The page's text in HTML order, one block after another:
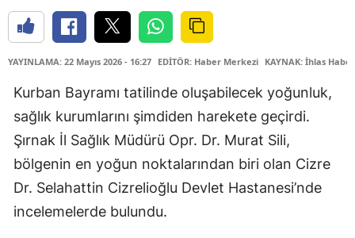
YAYINLAMA: 22 Mayıs 2026 - 16:27 EDİTÖR: Haber Merkezi KAYNAK: İhlas
Kurban Bayramı tatilinde oluşabilecek yoğunluk,
sağlık kurumlarını şimdiden harekete geçirdi.
Şırnak İl Sağlık Müdürü Opr. Dr. Murat Sili,
bölgenin en yoğun noktalarından biri olan Cizre
Dr. Selahattin Cizrelioğlu Devlet Hastanesi’nde
incelemelerde bulundu.